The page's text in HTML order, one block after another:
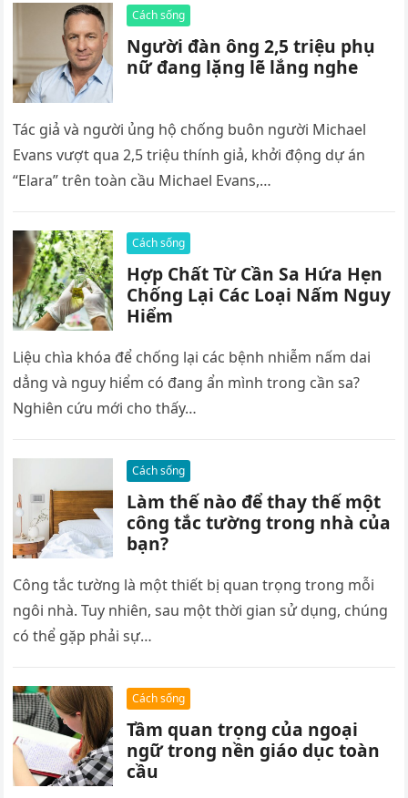
Cách sống
Người đàn ông 2,5 triệu phụ
nữ đang lặng lẽ lắng nghe
Tác giả và người ủng hộ chống buôn người Michael
Evans vượt qua 2,5 triệu thính giả, khởi động dự án
“Elara” trên toàn cầu Michael Evans,…
Cách sống
Hợp Chất Từ Cần Sa Hứa Hẹn
Chống Lại Các Loại Nấm Nguy
Hiểm
Liệu chìa khóa để chống lại các bệnh nhiễm nấm dai
dẳng và nguy hiểm có đang ẩn mình trong cần sa?
Nghiên cứu mới cho thấy…
Cách sống
Làm thế nào để thay thế một
công tắc tường trong nhà của
bạn?
Công tắc tường là một thiết bị quan trọng trong mỗi
ngôi nhà. Tuy nhiên, sau một thời gian sử dụng, chúng
có thể gặp phải sự…
Cách sống
Tầm quan trọng của ngoại
ngữ trong nền giáo dục toàn
cầu